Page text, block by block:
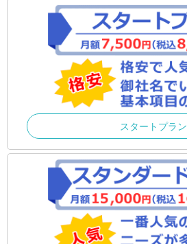
スタートプラン